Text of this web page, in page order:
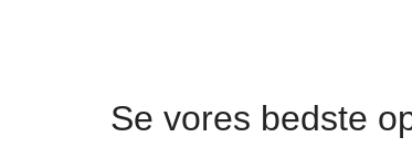
Se vores bedste